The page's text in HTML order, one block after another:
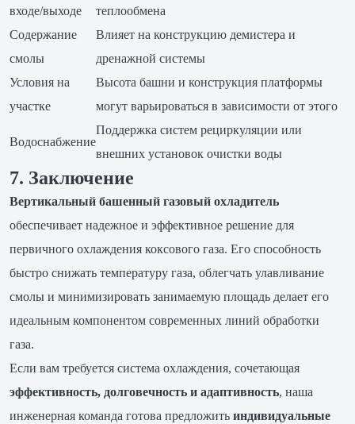
входе/выходе
теплообмена
Содержание
смолы
Влияет на конструкцию демистера и
дренажной системы
Условия на
участке
Высота башни и конструкция платформы
могут варьироваться в зависимости от этого
Водоснабжение
Поддержка систем рециркуляции или
внешних установок очистки воды
7. Заключение
Вертикальный башенный газовый охладитель
обеспечивает надежное и эффективное решение для
первичного охлаждения коксового газа. Его способность
быстро снижать температуру газа, облегчать улавливание
смолы и минимизировать занимаемую площадь делает его
идеальным компонентом современных линий обработки
газа.
Если вам требуется система охлаждения, сочетающая
эффективность, долговечность и адаптивность, наша
инженерная команда готова предложить индивидуальные